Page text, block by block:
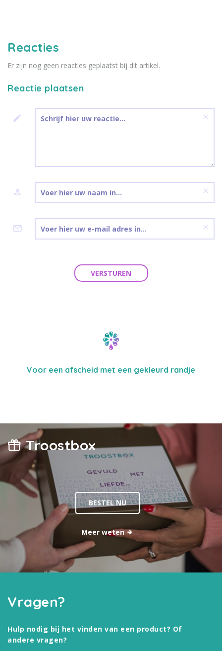
Reacties
Er zijn nog geen reacties geplaatst bij dit artikel.
Reactie plaatsen
VERSTUREN
Voor een afscheid met een gekleurd randje
Troostbox
BESTEL NU
Meer weten
Vragen?
Hulp nodig bij het vinden van een product? Of
andere vragen?